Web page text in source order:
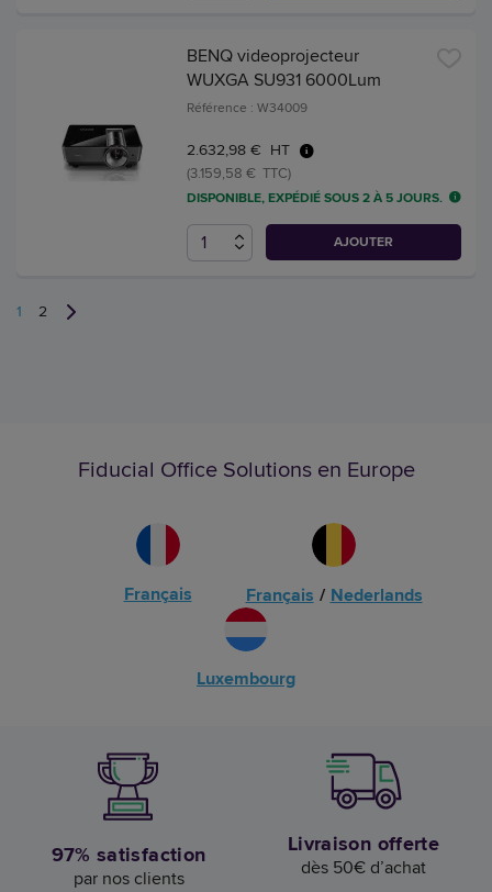
BENQ videoprojecteur
WUXGA SU931 6000Lum
Référence : W34009
2.632,98 € HT
(3.159,58 € TTC)
DISPONIBLE, EXPÉDIÉ SOUS 2 À 5 JOURS.
AJOUTER
1 2
Fiducial Office Solutions en Europe
Français Français / Nederlands
Luxembourg
97% satisfaction
par nos clients
Livraison offerte
dès 50€ d’achat